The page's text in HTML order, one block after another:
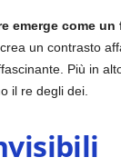
emerge come
un contrasto
Più in
il re degli dei.